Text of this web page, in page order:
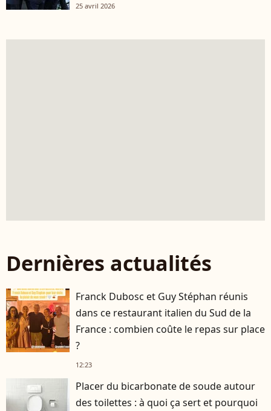
25 avril 2026
Dernières actualités
Franck Dubosc et Guy Stéphan réunis
dans ce restaurant italien du Sud de la
France : combien coûte le repas sur place
?
12:23
Placer du bicarbonate de soude autour
des toilettes : à quoi ça sert et pourquoi